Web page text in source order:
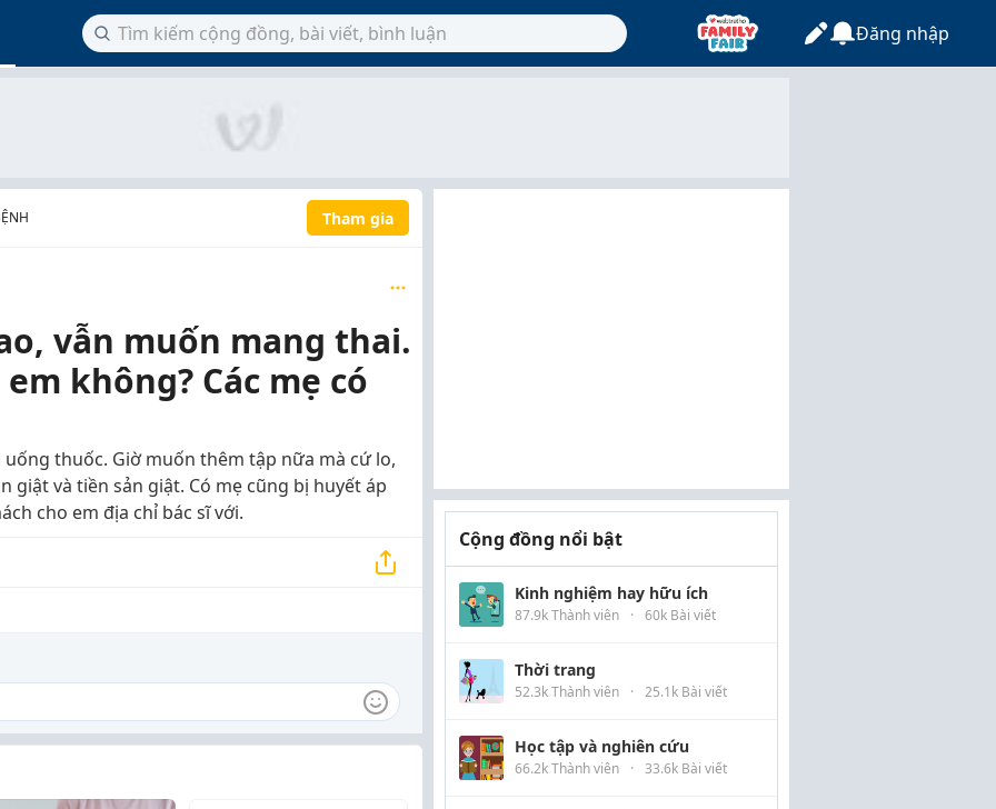
Đăng nhập
Tham gia
vẫn muốn mang thai.
không? Các mẹ có
uống thuốc. Giờ muốn thêm tập nữa mà cứ lo,
giật và tiền sản giật. Có mẹ cũng bị huyết áp
cho em địa chỉ bác sĩ với.
Cộng đồng nổi bật
Kinh nghiệm hay hữu ích
87.9k Thành viên · 60k Bài viết
Thời trang
52.3k Thành viên · 25.1k Bài viết
Học tập và nghiên cứu
66.2k Thành viên · 33.6k Bài viết